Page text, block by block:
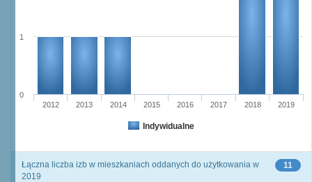
Indywidualne
2012 2013 2014 2015 2016 2017 2018 2019
0
1
11
Łączna liczba izb w mieszkaniach oddanych do użytkowania w
2019